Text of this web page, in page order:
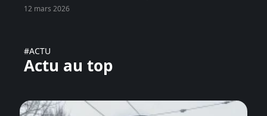
12 mars 2026
#ACTU
Actu au top